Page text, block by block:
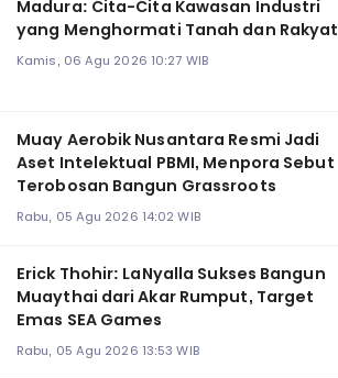
Madura: Cita-Cita Kawasan Industri
yang Menghormati Tanah dan Rakyat
Kamis, 06 Agu 2026 10:27 WIB
Muay Aerobik Nusantara Resmi Jadi
Aset Intelektual PBMI, Menpora Sebut
Terobosan Bangun Grassroots
Rabu, 05 Agu 2026 14:02 WIB
Erick Thohir: LaNyalla Sukses Bangun
Muaythai dari Akar Rumput, Target
Emas SEA Games
Rabu, 05 Agu 2026 13:53 WIB